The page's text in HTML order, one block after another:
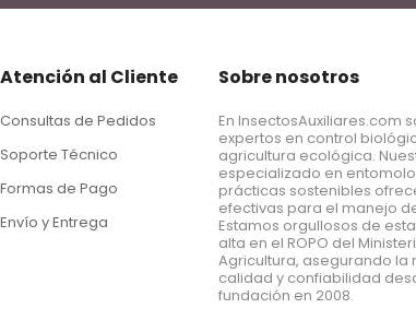
Atención al Cliente
Consultas de Pedidos
Soporte Técnico
Formas de Pago
Envío y Entrega
Sobre nosotros
En InsectosAuxiliares.com
expertos en control
agricultura ecológica.
especializado en
prácticas sostenibles
efectivas para el manejo
Estamos orgullosos de
alta en el ROPO del
Agricultura, asegurando la
calidad y confiabilidad
fundación en 2008.